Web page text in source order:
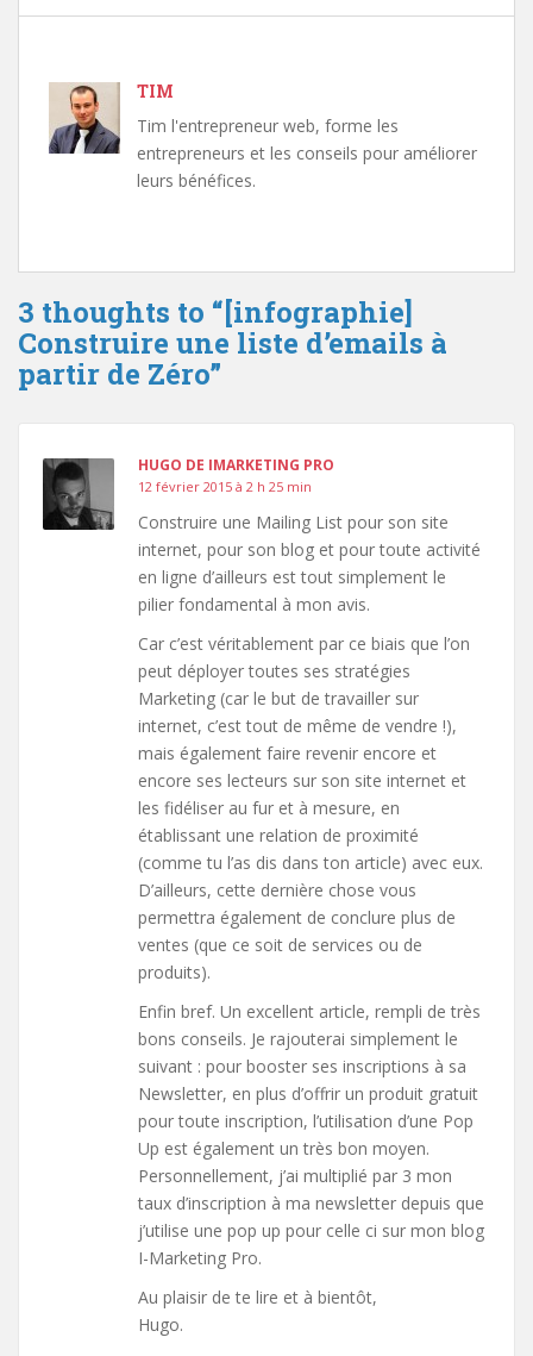
TIM
Tim l'entrepreneur web, forme les
entrepreneurs et les conseils pour améliorer
leurs bénéfices.
3 thoughts to “[infographie]
Construire une liste d’emails à
partir de Zéro”
HUGO DE IMARKETING PRO
12 février 2015 à 2 h 25 min
Construire une Mailing List pour son site
internet, pour son blog et pour toute activité
en ligne d’ailleurs est tout simplement le
pilier fondamental à mon avis.
Car c’est véritablement par ce biais que l’on
peut déployer toutes ses stratégies
Marketing (car le but de travailler sur
internet, c’est tout de même de vendre !),
mais également faire revenir encore et
encore ses lecteurs sur son site internet et
les fidéliser au fur et à mesure, en
établissant une relation de proximité
(comme tu l’as dis dans ton article) avec eux.
D’ailleurs, cette dernière chose vous
permettra également de conclure plus de
ventes (que ce soit de services ou de
produits).
Enfin bref. Un excellent article, rempli de très
bons conseils. Je rajouterai simplement le
suivant : pour booster ses inscriptions à sa
Newsletter, en plus d’offrir un produit gratuit
pour toute inscription, l’utilisation d’une Pop
Up est également un très bon moyen.
Personnellement, j’ai multiplié par 3 mon
taux d’inscription à ma newsletter depuis que
j’utilise une pop up pour celle ci sur mon blog
I-Marketing Pro.
Au plaisir de te lire et à bientôt,
Hugo.